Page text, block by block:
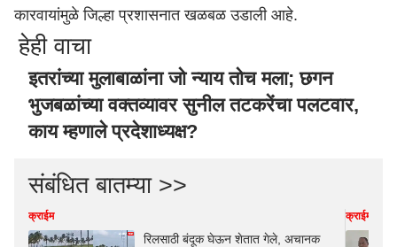
कारवायांमुळे जिल्हा प्रशासनात खळबळ उडाली आहे.
हेही वाचा
इतरांच्या मुलाबाळांना जो न्याय तोच मला; छगन
भुजबळांच्या वक्तव्यावर सुनील तटकरेंचा पलटवार,
काय म्हणाले प्रदेशाध्यक्ष?
संबंधित बातम्या >>
क्राईम
रिलसाठी बंदूक घेऊन शेतात गेले, अचानक
क्राईम